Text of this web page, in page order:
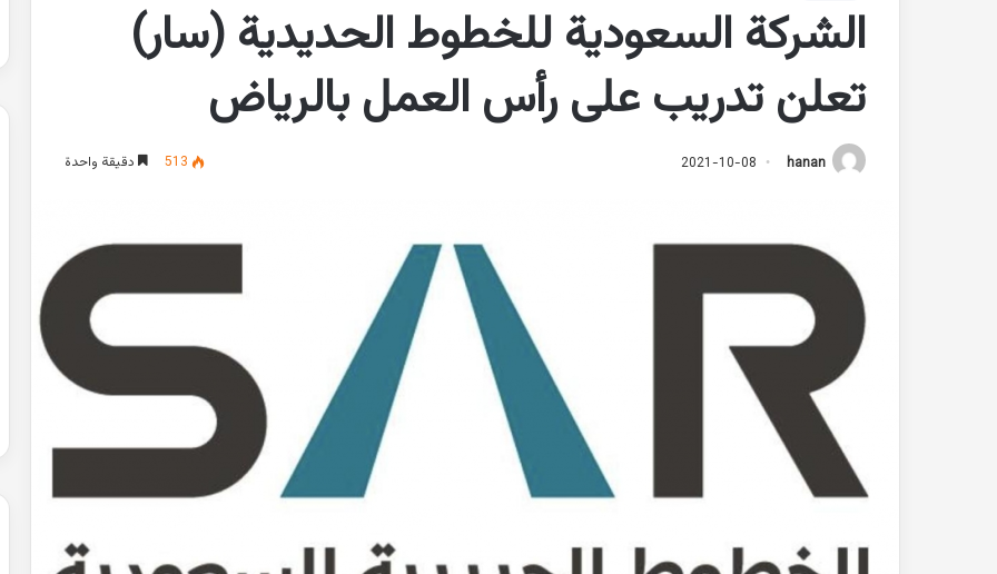
الشركة السعودية للخطوط الحديدية (سار)
تعلن تدريب على رأس العمل بالرياض
hanan
2021-10-08
513 دقيقة واحدة